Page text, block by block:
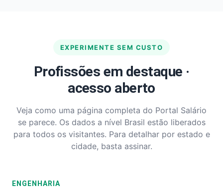
EXPERIMENTE SEM CUSTO
Profissões em destaque ·
acesso aberto
Veja como uma página completa do Portal Salário
se parece. Os dados a nível Brasil estão liberados
para todos os visitantes. Para detalhar por estado e
cidade, basta assinar.
ENGENHARIA